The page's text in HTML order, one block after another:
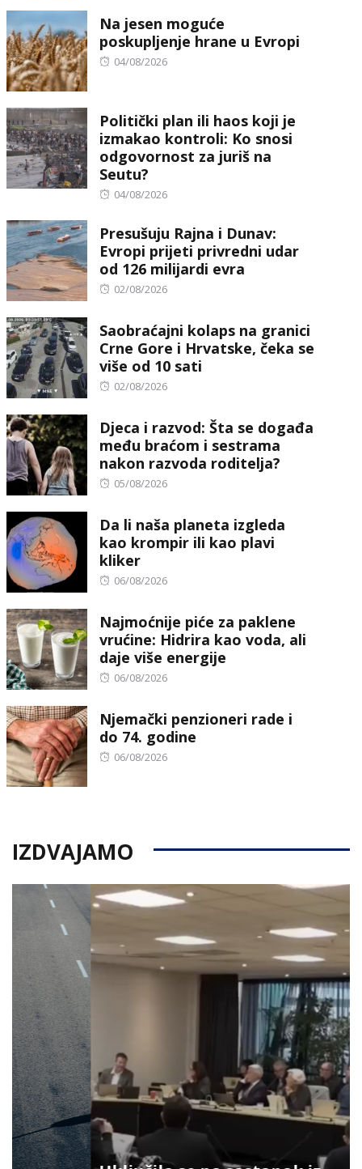
Na jesen moguće
poskupljenje hrane u Evropi
Posted
04/08/2026
Politički plan ili haos koji je
izmakao kontroli: Ko snosi
odgovornost za juriš na
Seutu?
Posted
04/08/2026
Presušuju Rajna i Dunav:
Evropi prijeti privredni udar
od 126 milijardi evra
Posted
02/08/2026
Saobraćajni kolaps na granici
Crne Gore i Hrvatske, čeka se
više od 10 sati
Posted
02/08/2026
Djeca i razvod: Šta se događa
među braćom i sestrama
nakon razvoda roditelja?
Posted
05/08/2026
Da li naša planeta izgleda
kao krompir ili kao plavi
kliker
Posted
06/08/2026
Najmoćnije piće za paklene
vrućine: Hidrira kao voda, ali
daje više energije
Posted
06/08/2026
Njemački penzioneri rade i
do 74. godine
Posted
06/08/2026
IZDVAJAMO